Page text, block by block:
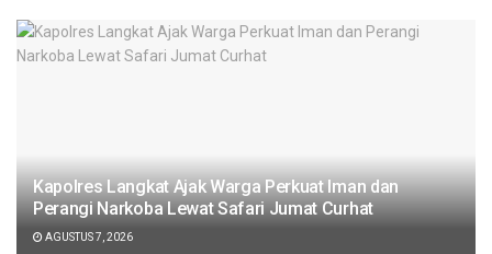
Kapolres Langkat Ajak Warga Perkuat Iman dan
Perangi Narkoba Lewat Safari Jumat Curhat
AGUSTUS 7, 2026